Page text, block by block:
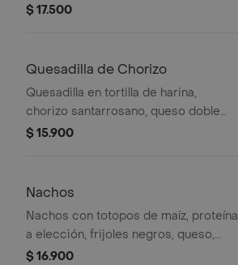
$ 17.500
Quesadilla de Chorizo
Quesadilla en tortilla de harina,
chorizo santarrosano, queso doble
crema y salsa verde.
$ 15.900
Nachos
Nachos con totopos de maíz, proteína
a elección, frijoles negros, queso,
guacamole y pico de gallo.
$ 16.900